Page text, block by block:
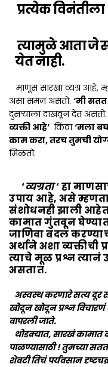
प्रत्येक विनंतीला
त्यामुळे आता जे
येत नाही.
माणूस सारखा व्यग्र आहे,
असा समज असतो. ‘मी
दुसऱ्याला दाखवून देत
व्यक्ती आहे’ किंवा‘मला
काम करा, तरच तुमची
मिळतो.
‘व्यग्रता‘ हा
उपाय आहे, असे
संशोधनही झाली
कामात गुंतवून
जाणिवा बदल
अर्थाने अशा व्यक्तीची
त्याचे मूळ प्रश्न
असतात.
अस्वस्थ करणारे सत्य दूर
खोदून खोदून प्रश्न विचारणं
वापरली जाते.
थोडक्यात, सारखं कामात
पाळण्यासाठी ! तुमच्या
शेवटी तिचं पर्यवसान